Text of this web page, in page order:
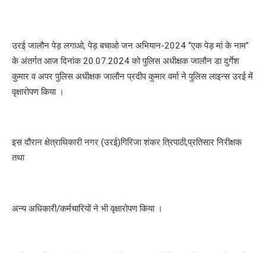
उरई जालौन पेड़ लगाओ, पेड़ बचाओ जन अभियान-2024 “एक पेड़ मां के नाम”
के अंतर्गत आज दिनांक 20.07.2024 को पुलिस अधीक्षक जालौन डा दुर्गेश
कुमार व अपर पुलिस अधीक्षक जालौन प्रदीप कुमार वर्मा ने पुलिस लाइन्स उरई में
वृक्षारोपण किया ।
इस दौरान क्षेत्राधिकारी नगर (उरई)गिरिजा शंकर त्रिपाठी,प्रतिसार निरीक्षक
तथा
अन्य अधिकारी/कर्मचारियों ने भी वृक्षारोपण किया ।